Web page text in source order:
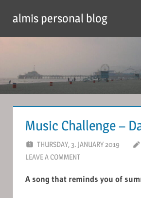
content
almis personal blog
Music Challenge –
THURSDAY, 3. JANUARY 2019
LEAVE A COMMENT
A song that reminds you of